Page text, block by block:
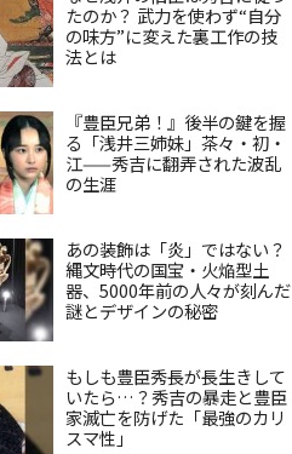
たのか？ 武力を使わず“自分
の味方”に変えた裏工作の技
法とは
『豊臣兄弟！』後半の鍵を握
る「浅井三姉妹」茶々・初・
江——秀吉に翻弄された波乱
の生涯
あの装飾は「炎」ではない？
縄文時代の国宝・火焔型土
器、5000年前の人々が刻んだ
謎とデザインの秘密
もしも豊臣秀長が長生きして
いたら…？秀吉の暴走と豊臣
家滅亡を防げた「最強のカリ
スマ性」